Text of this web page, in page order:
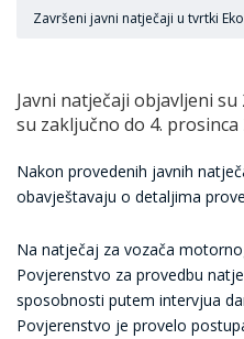
Završeni javni natječaji u tvrtki
Javni natječaji objavljeni
su zaključno do 4. prosinca
Nakon provedenih javnih
obavještavaju o detaljima
Na natječaj za vozača
Povjerenstvo za provedbu
sposobnosti putem intervjua
Povjerenstvo je provelo